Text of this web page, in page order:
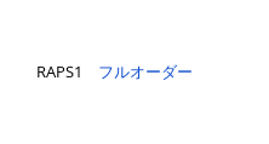
​RAPS1 フルオーダー